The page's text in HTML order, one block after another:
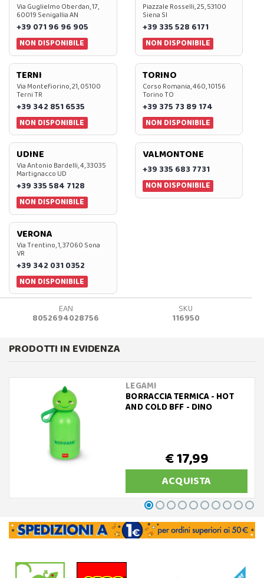
Via Guglielmo Oberdan, 17,
60019 Senigallia AN
+39 071 96 96 905
NON DISPONIBILE
Piazzale Rosselli, 25, 53100
Siena SI
+39 335 528 6171
NON DISPONIBILE
TERNI
Via Montefiorino, 21, 05100
Terni TR
+39 342 851 6535
NON DISPONIBILE
TORINO
Corso Romania, 460, 10156
Torino TO
+39 375 73 89 174
NON DISPONIBILE
UDINE
Via Antonio Bardelli, 4, 33035
Martignacco UD
+39 335 584 7128
NON DISPONIBILE
VALMONTONE
+39 335 683 7731
NON DISPONIBILE
VERONA
Via Trentino, 1, 37060 Sona
VR
+39 342 031 0352
NON DISPONIBILE
EAN
8052694028756
SKU
116950
PRODOTTI IN EVIDENZA
LEGAMI
BORRACCIA TERMICA - HOT
AND COLD BFF - DINO
€ 17,99
ACQUISTA